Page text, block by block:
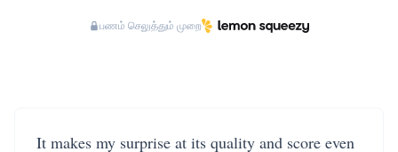
பணம் செலுத்தும் முறை
It makes my surprise at its quality and score even